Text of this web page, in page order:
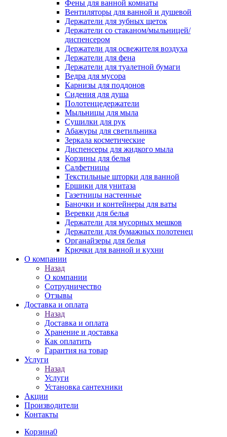
Фены для ванной комнаты
Вентиляторы для ванной и душевой
Держатели для зубных щеток
Держатели со стаканом/мыльницей/
диспенсером
Держатели для освежителя воздуха
Держатели для фена
Держатели для туалетной бумаги
Ведра для мусора
Карнизы для поддонов
Сидения для душа
Полотенцедержатели
Мыльницы для мыла
Сушилки для рук
Абажуры для светильника
Зеркала косметические
Диспенсеры для жидкого мыла
Корзины для белья
Салфетницы
Текстильные шторки для ванной
Ершики для унитаза
Газетницы настенные
Баночки и контейнеры для ваты
Веревки для белья
Держатели для мусорных мешков
Держатели для бумажных полотенец
Органайзеры для белья
Крючки для ванной и кухни
О компании
Назад
О компании
Сотрудничество
Отзывы
Доставка и оплата
Назад
Доставка и оплата
Хранение и доставка
Как оплатить
Гарантия на товар
Услуги
Назад
Услуги
Установка сантехники
Акции
Производители
Контакты
Корзина0